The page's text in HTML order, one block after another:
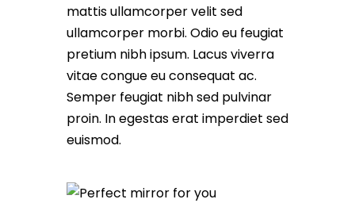
mattis ullamcorper velit sed
ullamcorper morbi. Odio eu feugiat
pretium nibh ipsum. Lacus viverra
vitae congue eu consequat ac.
Semper feugiat nibh sed pulvinar
proin. In egestas erat imperdiet sed
euismod.
Perfect mirror for you